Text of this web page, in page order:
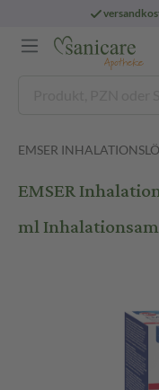
EMSER
EMSER
ml